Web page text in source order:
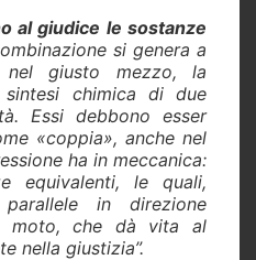
al giudice le sostanze
si genera a
giusto mezzo, la
sintesi chimica di due
Essi debbono esser
«coppia», anche nel
ha in meccanica:
equivalenti, le quali,
in direzione
moto, che dà vita al
nella giustizia”.